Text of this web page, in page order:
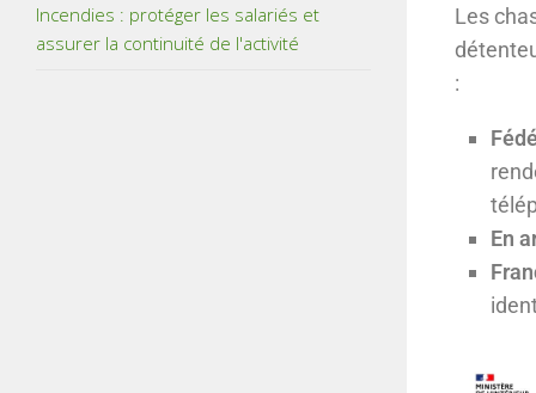
Les
:
En
Incendies : protéger les salariés et
assurer la continuité de l'activité